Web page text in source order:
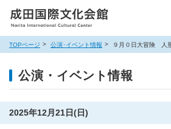
TOPページ 公演･イベント情報 ９月０日大冒険 人
公演・イベント情報
2025年12月21日(日)